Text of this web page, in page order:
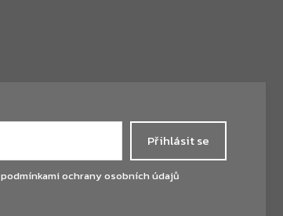
Přihlásit se
podmínkami ochrany osobních údajů